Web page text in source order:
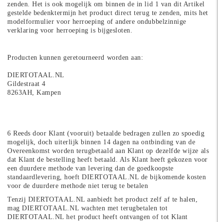
zenden. Het is ook mogelijk om binnen de in lid 1 van dit Artikel
gestelde bedenktermijn het product direct terug te zenden, mits het
modelformulier voor herroeping of andere ondubbelzinnige
verklaring voor herroeping is bijgesloten.
Producten kunnen geretourneerd worden aan:
DIERTOTAAL.NL
Gildestraat 4
8263AH, Kampen
6 Reeds door Klant (vooruit) betaalde bedragen zullen zo spoedig
mogelijk, doch uiterlijk binnen 14 dagen na ontbinding van de
Overeenkomst worden terugbetaald aan Klant op dezelfde wijze als
dat Klant de bestelling heeft betaald. Als Klant heeft gekozen voor
een duurdere methode van levering dan de goedkoopste
standaardlevering, hoeft DIERTOTAAL.NL de bijkomende kosten
voor de duurdere methode niet terug te betalen
Tenzij DIERTOTAAL.NL aanbiedt het product zelf af te halen,
mag DIERTOTAAL.NL wachten met terugbetalen tot
DIERTOTAAL.NL het product heeft ontvangen of tot Klant